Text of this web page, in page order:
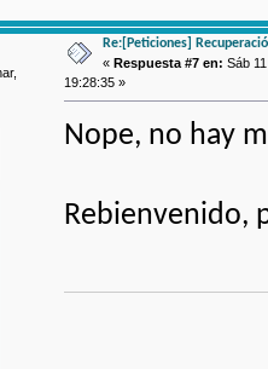
Re:[Peticiones]
«Respuesta #7 en: Sáb
19:28:35 »
Nope, no hay
Rebienvenido,